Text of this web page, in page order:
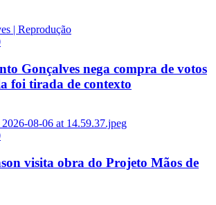
Gonçalves nega compra de votos
foi tirada de contexto
visita obra do Projeto Mãos de